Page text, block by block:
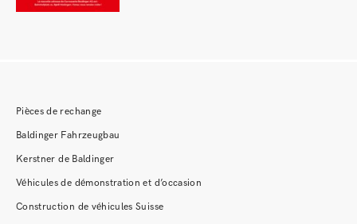
Pièces de rechange
Baldinger Fahrzeugbau
Kerstner de Baldinger
Véhicules de démonstration et d’occasion
Construction de véhicules Suisse